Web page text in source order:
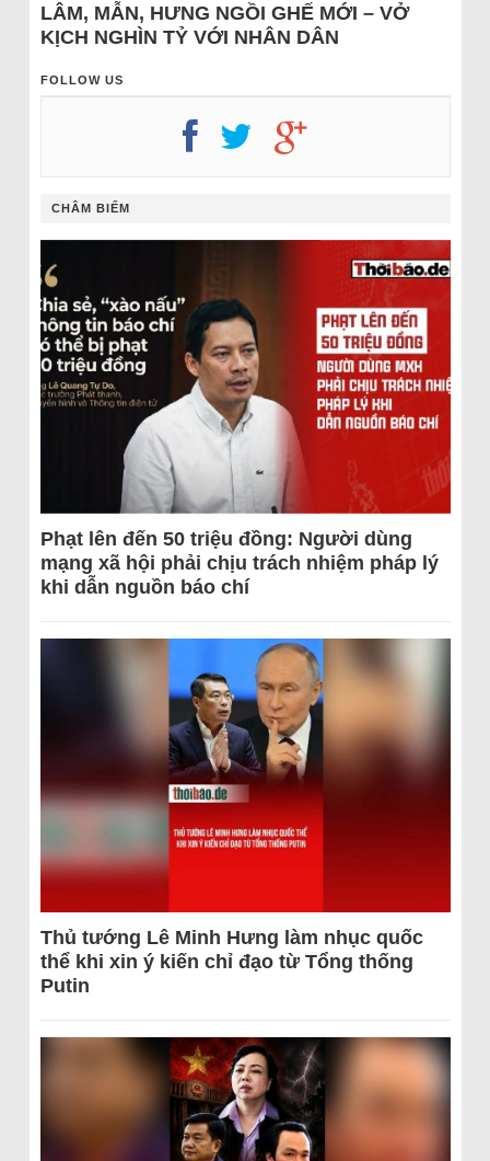
LÂM, MẪN, HƯNG NGỒI GHẾ MỚI – VỞ
KỊCH NGHÌN TỶ VỚI NHÂN DÂN
FOLLOW US
CHÂM BIẾM
Phạt lên đến 50 triệu đồng: Người dùng
mạng xã hội phải chịu trách nhiệm pháp lý
khi dẫn nguồn báo chí
Thủ tướng Lê Minh Hưng làm nhục quốc
thể khi xin ý kiến chỉ đạo từ Tổng thống
Putin